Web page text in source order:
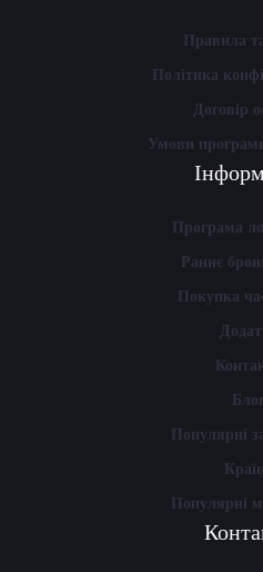
Правила
Політика
Договір
Умови
Програма
Раннє
Покупка
Популярні
Популярні